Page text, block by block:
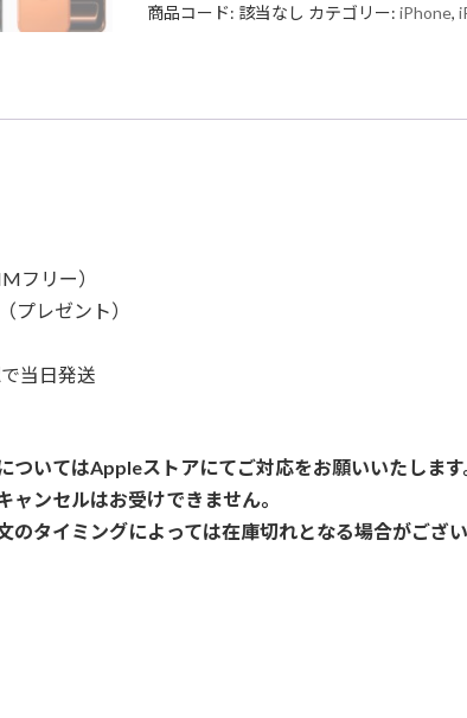
商品コード: 該当なし カテゴリー:iPhone,
フリー）
プレゼント）
当日発送
いてはAppleストアにてご対応をお願いいたします
ンセルはお受けできません。
タイミングによっては在庫切れとなる場合がござ